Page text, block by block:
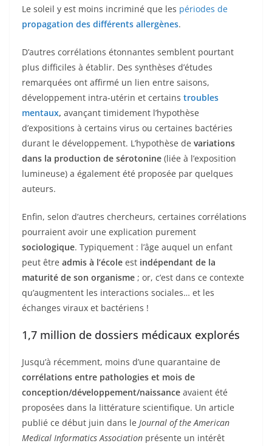
Le soleil y est moins incriminé que les périodes de
propagation des différents allergènes.
D’autres corrélations étonnantes semblent pourtant
plus difficiles à établir. Des synthèses d’études
remarquées ont affirmé un lien entre saisons,
développement intra-utérin et certains troubles
mentaux, avançant timidement l’hypothèse
d’expositions à certains virus ou certaines bactéries
durant le développement. L’hypothèse de variations
dans la production de sérotonine (liée à l’exposition
lumineuse) a également été proposée par quelques
auteurs.
Enfin, selon d’autres chercheurs, certaines corrélations
pourraient avoir une explication purement
sociologique. Typiquement : l’âge auquel un enfant
peut être admis à l’école est indépendant de la
maturité de son organisme ; or, c’est dans ce contexte
qu’augmentent les interactions sociales… et les
échanges viraux et bactériens !
1,7 million de dossiers médicaux explorés
Jusqu’à récemment, moins d’une quarantaine de
corrélations entre pathologies et mois de
conception/développement/naissance avaient été
proposées dans la littérature scientifique. Un article
publié ce début juin dans le Journal of the American
Medical Informatics Association présente un intérêt